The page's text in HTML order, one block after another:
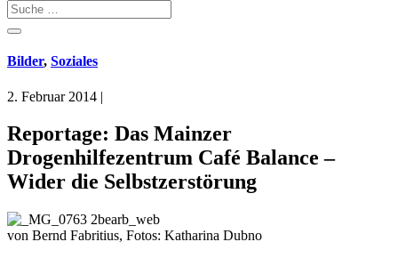
Bilder, Soziales
2. Februar 2014 |
Reportage: Das Mainzer
Drogenhilfezentrum Café Balance –
Wider die Selbstzerstörung
von Bernd Fabritius, Fotos: Katharina Dubno